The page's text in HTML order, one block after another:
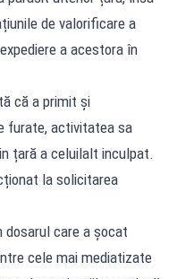
de valorificare a
a acestora în
că a primit și
furate, activitatea sa
țară a celuilalt inculpat.
la solicitarea
dosarul care a șocat
cele mai mediatizate